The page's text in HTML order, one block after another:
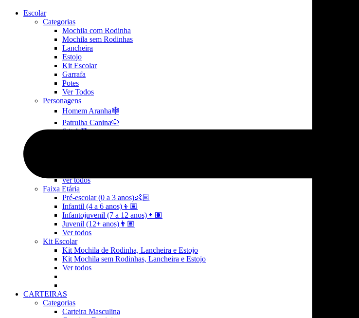
Escolar
Categorias
Mochila com Rodinha
Mochila sem Rodinhas
Lancheira
Estojo
Kit Escolar
Garrafa
Potes
Ver Todos
Personagens
Homem Aranha🕸️
Patrulha Canina🐶
Stitch💜
ver todos
Faixa Etária
Pré-escolar (0 a 3 anos)👶🏽
Infantil (4 a 6 anos)👦🏽
Infantojuvenil (7 a 12 anos)👦🏽
Juvenil (12+ anos)👨🏽
Ver todos
Kit Escolar
Kit Mochila de Rodinha, Lancheira e Estojo
Kit Mochila sem Rodinhas, Lancheira e Estojo
Ver todos
CARTEIRAS
Categorias
Carteira Masculina